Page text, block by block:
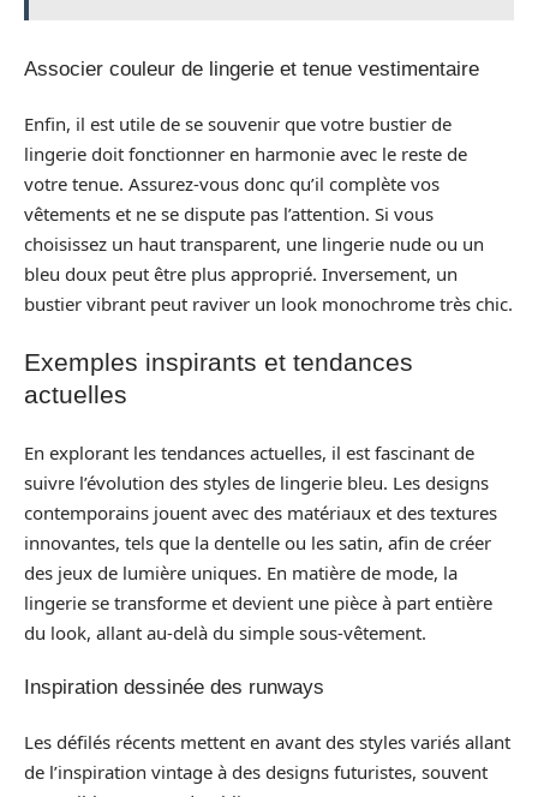
Associer couleur de lingerie et tenue vestimentaire
Enfin, il est utile de se souvenir que votre bustier de
lingerie doit fonctionner en harmonie avec le reste de
votre tenue. Assurez-vous donc qu’il complète vos
vêtements et ne se dispute pas l’attention. Si vous
choisissez un haut transparent, une lingerie nude ou un
bleu doux peut être plus approprié. Inversement, un
bustier vibrant peut raviver un look monochrome très chic.
Exemples inspirants et tendances
actuelles
En explorant les tendances actuelles, il est fascinant de
suivre l’évolution des styles de lingerie bleu. Les designs
contemporains jouent avec des matériaux et des textures
innovantes, tels que la dentelle ou les satin, afin de créer
des jeux de lumière uniques. En matière de mode, la
lingerie se transforme et devient une pièce à part entière
du look, allant au-delà du simple sous-vêtement.
Inspiration dessinée des runways
Les défilés récents mettent en avant des styles variés allant
de l’inspiration vintage à des designs futuristes, souvent